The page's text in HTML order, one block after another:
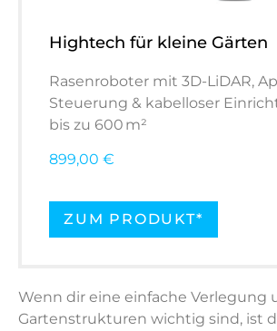
Hightech für kleine Gärten
Rasenroboter mit 3D-LiDAR,
Steuerung & kabelloser
bis zu 600 m²
899,00 €
ZUM PRODUKT*
Wenn dir eine einfache Verlegung
Gartenstrukturen wichtig sind, ist